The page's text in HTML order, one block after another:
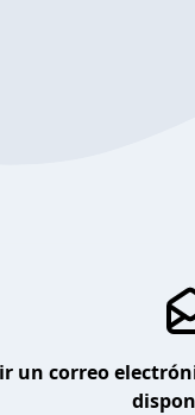
un correo